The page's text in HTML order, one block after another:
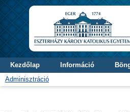
Kezdőlap Információ
Adminisztráció